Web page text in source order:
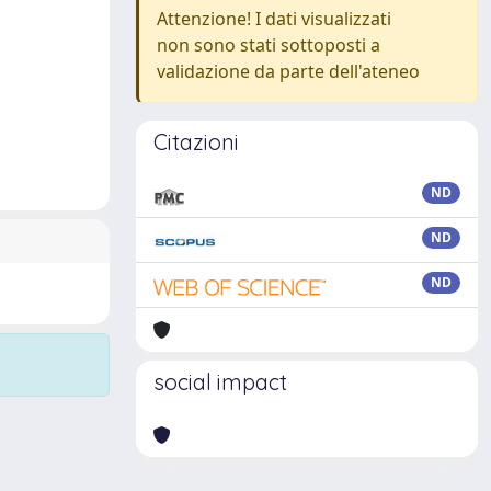
Attenzione! I dati visualizzati
non sono stati sottoposti a
validazione da parte dell'ateneo
Citazioni
ND
ND
ND
social impact